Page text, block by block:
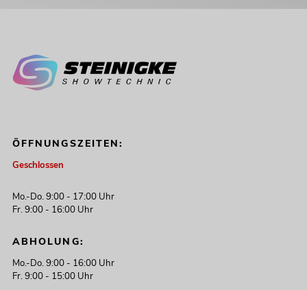
ÖFFNUNGSZEITEN:
Geschlossen
Mo.-Do. 9:00 - 17:00 Uhr
Fr. 9:00 - 16:00 Uhr
ABHOLUNG:
Mo.-Do. 9:00 - 16:00 Uhr
Fr. 9:00 - 15:00 Uhr